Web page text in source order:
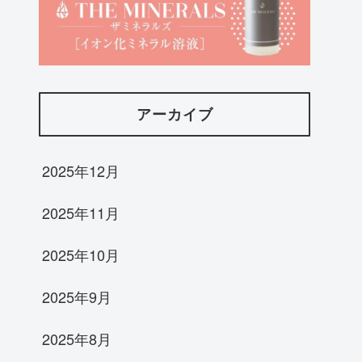
アーカイブ
2025年12月
2025年11月
2025年10月
2025年9月
2025年8月